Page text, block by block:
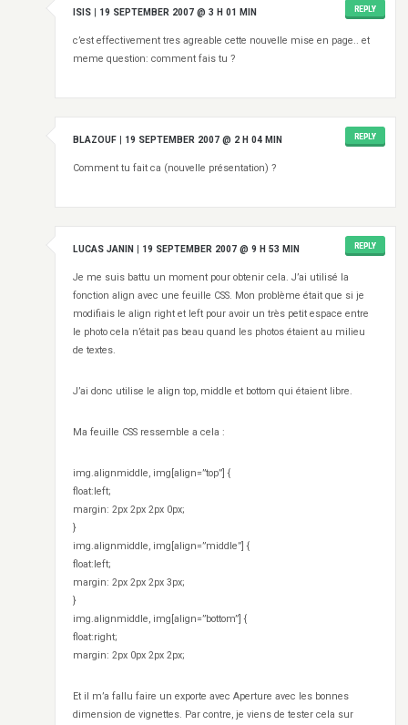
ISIS 19 SEPTEMBER 2007 @ 3 H 01 MIN REPLY
c’est effectivement tres agreable cette nouvelle mise en page.. et
meme question: comment fais tu ?
BLAZOUF 19 SEPTEMBER 2007 @ 2 H 04 MIN REPLY
Comment tu fait ca (nouvelle présentation) ?
LUCAS JANIN 19 SEPTEMBER 2007 @ 9 H 53 MIN REPLY
Je me suis battu un moment pour obtenir cela. J’ai utilisé la
fonction align avec une feuille CSS. Mon problème était que si je
modifiais le align right et left pour avoir un très petit espace entre
le photo cela n’était pas beau quand les photos étaient au milieu
de textes.
J’ai donc utilise le align top, middle et bottom qui étaient libre.
Ma feuille CSS ressemble a cela :
img.alignmiddle, img[align=”top”] {
float:left;
margin: 2px 2px 2px 0px;
}
img.alignmiddle, img[align=”middle”] {
float:left;
margin: 2px 2px 2px 3px;
}
img.alignmiddle, img[align=”bottom”] {
float:right;
margin: 2px 0px 2px 2px;
Et il m’a fallu faire un exporte avec Aperture avec les bonnes
dimension de vignettes. Par contre, je viens de tester cela sur